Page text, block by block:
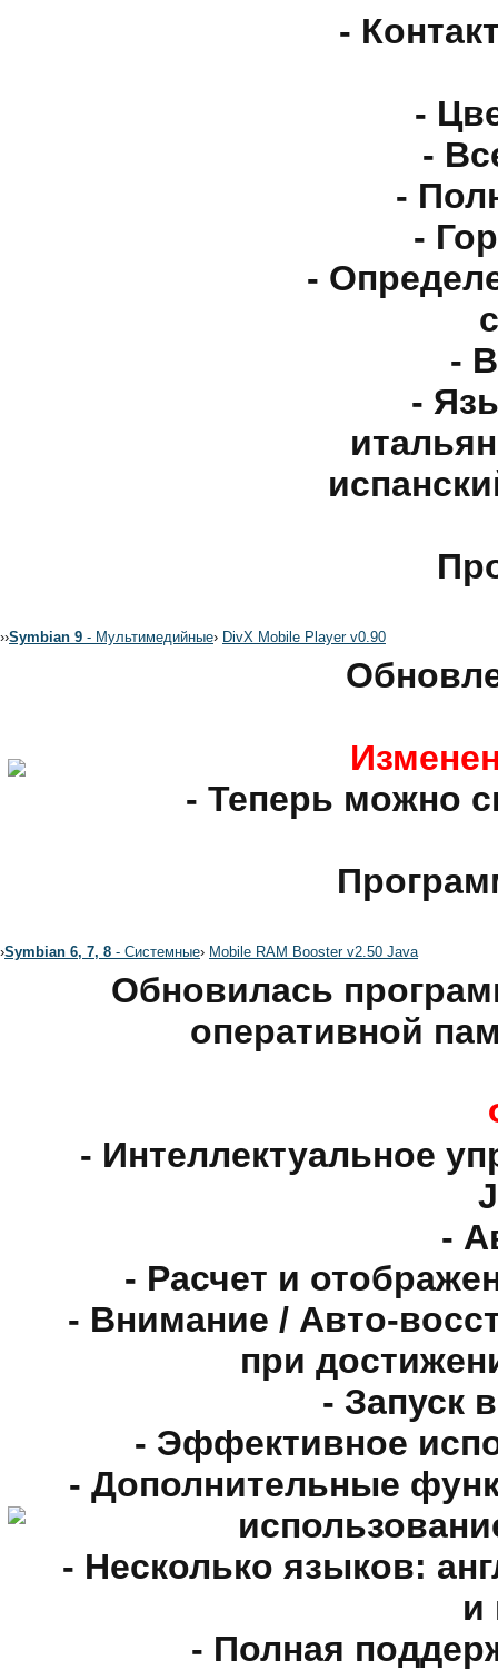
-
-
-
-
-
-
-
-
››Symbian 9 - Мультимедийные› DivX Mobile Player v0.90
- Теперь можно
›Symbian 6, 7, 8 - Системные› Mobile RAM Booster v2.50 Java
Обновилась
оперативной
- Интеллектуальное
-
- Расчет и
- Внимание / Авто-
при
- Запуск
- Эффективное
- Дополнительные
- Несколько языков:
и
- Полная